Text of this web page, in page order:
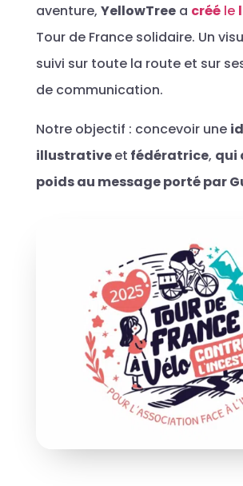
aventure, YellowTreea crééle
Tour de France solidaire. Un
suivi sur toute la route et sur
de communication.
Notre objectif : concevoir une
illustrativeet fédératrice, qui
poids au message porté par